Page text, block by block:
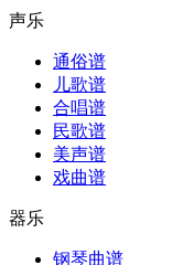
声乐
通俗谱
儿歌谱
合唱谱
民歌谱
美声谱
戏曲谱
器乐
钢琴曲谱